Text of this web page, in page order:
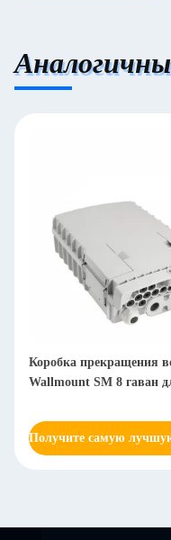
Коробка прекращения
Wallmount SM 8 гаван
Получите самую